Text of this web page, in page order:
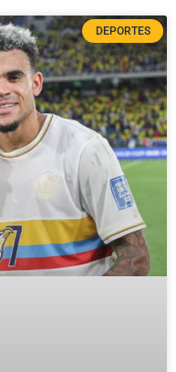
DEPORTES